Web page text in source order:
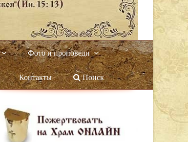
Фото и проповеди
Контакты Поиск